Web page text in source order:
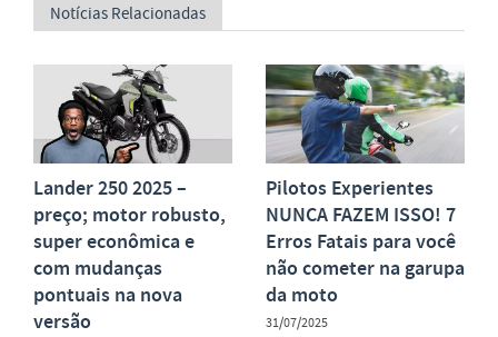
Notícias Relacionadas
Lander 250 2025 –
preço; motor robusto,
super econômica e
com mudanças
pontuais na nova
versão
Pilotos Experientes
NUNCA FAZEM ISSO! 7
Erros Fatais para você
não cometer na garupa
da moto
31/07/2025